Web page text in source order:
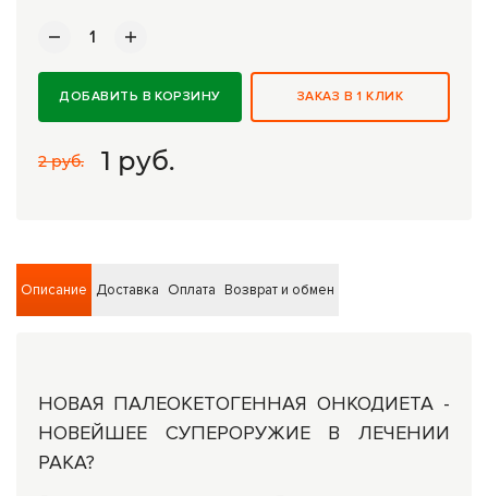
ДОБАВИТЬ В КОРЗИНУ ЗАКАЗ В 1 КЛИК
2 руб. 1 руб.
Описание Доставка Оплата Возврат и обмен
НОВАЯ ПАЛЕОКЕТОГЕННАЯ ОНКОДИЕТА -
НОВЕЙШЕЕ СУПЕРОРУЖИЕ В ЛЕЧЕНИИ
РАКА?